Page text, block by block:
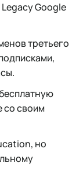
Google
третьего
со своим
но